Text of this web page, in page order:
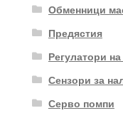
Обменници
Предястия
Регулатори
Сензори за
Серво помпи